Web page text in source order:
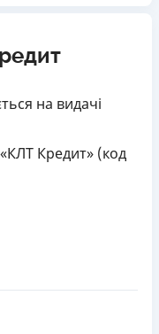
на видачі
Кредит» (код